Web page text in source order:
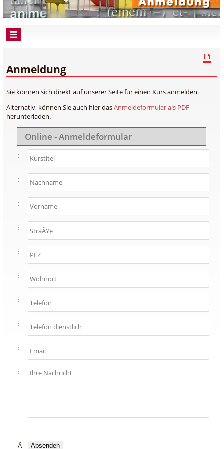
Anmeldung
Sie können sich direkt auf unserer Seite für einen Kurs anmelden.
Alternativ, können Sie auch hier dasAnmeldeformular als PDF
herunterladen.
Online - Anmeldeformular
:
:
:
:
:
:
:
:
:
:
Â